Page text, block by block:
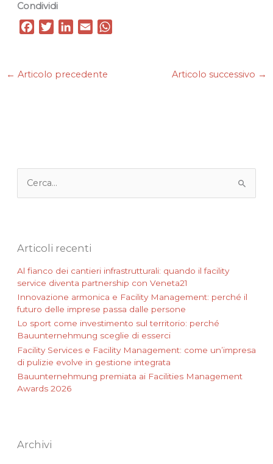
Condividi
e
t
k
i
← Articolo precedente Articolo successivo →
e
Articoli recenti
Al fianco dei cantieri infrastrutturali: quando il facility
service diventa partnership con Veneta21
Innovazione armonica e Facility Management: perché il
futuro delle imprese passa dalle persone
Lo sport come investimento sul territorio: perché
Bauunternehmung sceglie di esserci
Facility Services e Facility Management: come un’impresa
di pulizie evolve in gestione integrata
Bauunternehmung premiata ai Facilities Management
Awards 2026
Archivi